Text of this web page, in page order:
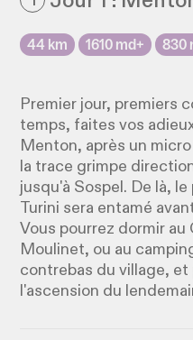
44 km 1610 md+ 830
Premier jour, premiers
temps, faites vos
Menton, après un
la trace grimpe
jusqu'à Sospel. De là,
Turini sera entamé
Vous pourrez dormir au
Moulinet, ou au
contrebas du village,
l'ascension du